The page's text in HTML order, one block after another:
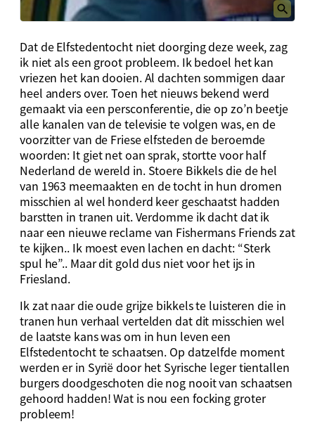
Dat de Elfstedentocht niet doorging deze week, zag
ik niet als een groot probleem. Ik bedoel het kan
vriezen het kan dooien. Al dachten sommigen daar
heel anders over. Toen het nieuws bekend werd
gemaakt via een persconferentie, die op zo’n beetje
alle kanalen van de televisie te volgen was, en de
voorzitter van de Friese elfsteden de beroemde
woorden: It giet net oan sprak, stortte voor half
Nederland de wereld in. Stoere Bikkels die de hel
van 1963 meemaakten en de tocht in hun dromen
misschien al wel honderd keer geschaatst hadden
barstten in tranen uit. Verdomme ik dacht dat ik
naar een nieuwe reclame van Fishermans Friends zat
te kijken.. Ik moest even lachen en dacht: “Sterk
spul he”.. Maar dit gold dus niet voor het ijs in
Friesland.
Ik zat naar die oude grijze bikkels te luisteren die in
tranen hun verhaal vertelden dat dit misschien wel
de laatste kans was om in hun leven een
Elfstedentocht te schaatsen. Op datzelfde moment
werden er in Syrië door het Syrische leger tientallen
burgers doodgeschoten die nog nooit van schaatsen
gehoord hadden! Wat is nou een focking groter
probleem!